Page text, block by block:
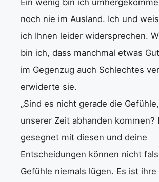
noch nie im Ausland. Ich und
ich Ihnen leider widersprechen.
bin ich, dass manchmal etwas
im Gegenzug auch Schlechtes
erwiderte sie.
„Sind es nicht gerade die
unserer Zeit abhanden kommen?
gesegnet mit diesen und deine
Entscheidungen können nicht
Gefühle niemals lügen. Es ist